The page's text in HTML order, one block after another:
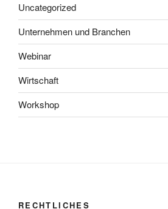
Uncategorized
Unternehmen und Branchen
Webinar
Wirtschaft
Workshop
RECHTLICHES